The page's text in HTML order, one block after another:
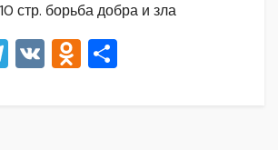
стр. борьба добра и зла
T V O